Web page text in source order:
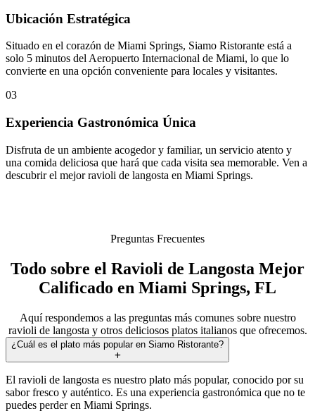
Ubicación Estratégica
Situado en el corazón de Miami Springs, Siamo Ristorante está a
solo 5 minutos del Aeropuerto Internacional de Miami, lo que lo
convierte en una opción conveniente para locales y visitantes.
03
Experiencia Gastronómica Única
Disfruta de un ambiente acogedor y familiar, un servicio atento y
una comida deliciosa que hará que cada visita sea memorable. Ven a
descubrir el mejor ravioli de langosta en Miami Springs.
Preguntas Frecuentes
Todo sobre el Ravioli de Langosta Mejor
Calificado en Miami Springs, FL
Aquí respondemos a las preguntas más comunes sobre nuestro
ravioli de langosta y otros deliciosos platos italianos que ofrecemos.
¿Cuál es el plato más popular en Siamo Ristorante?
El ravioli de langosta es nuestro plato más popular, conocido por su
sabor fresco y auténtico. Es una experiencia gastronómica que no te
puedes perder en Miami Springs.